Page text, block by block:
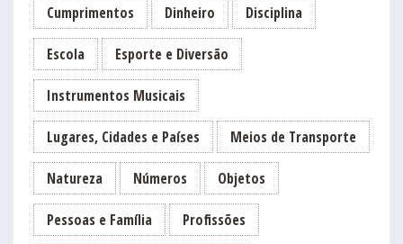
Cumprimentos Dinheiro Disciplina
Escola Esporte e Diversão
Instrumentos Musicais
Lugares, Cidades e Países Meios de Transporte
Natureza Números Objetos
Pessoas e Família Profissões